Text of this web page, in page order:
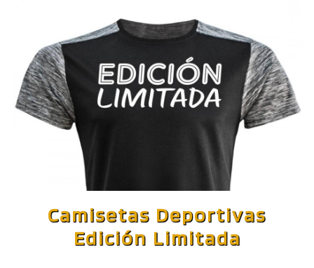
Camisetas Deportivas
Edición Limitada